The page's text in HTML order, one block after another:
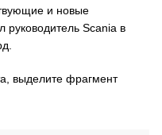
и новые
руководитель Scania в
выделите фрагмент